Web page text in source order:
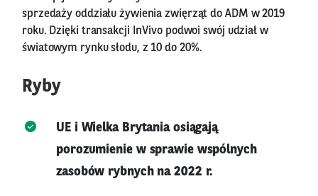
sprzedaży oddziału żywienia zwięrząt do ADM w 2019
roku. Dzięki transakcji InVivo podwoi swój udział w
światowym rynku słodu, z 10 do 20%.
Ryby
UE i Wielka Brytania osiągają
porozumienie w sprawie wspólnych
zasobów rybnych na 2022 r.